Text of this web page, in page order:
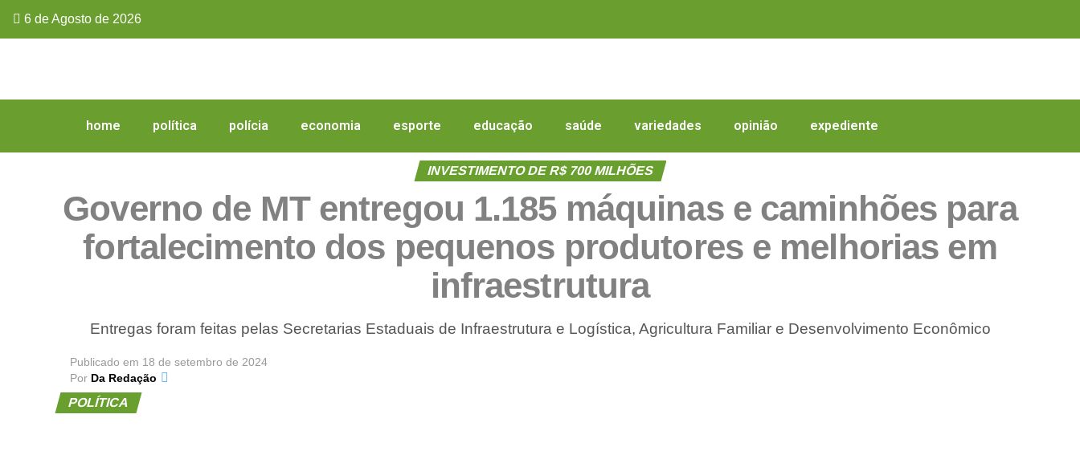
6 de Agosto de 2026
home política polícia economia esporte educação saúde variedades opinião expediente
INVESTIMENTO DE R$ 700 MILHÕES
Governo de MT entregou 1.185 máquinas e caminhões para
fortalecimento dos pequenos produtores e melhorias em
infraestrutura
Entregas foram feitas pelas Secretarias Estaduais de Infraestrutura e Logística, Agricultura Familiar e Desenvolvimento Econômico
Publicado em 18 de setembro de 2024
Por Da Redação
POLÍTICA